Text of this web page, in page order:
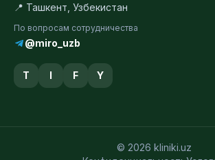
📍 Ташкент, Узбекистан
По вопросам сотрудничества
@miro_uzb
T I F Y
© 2026 kliniki.uz